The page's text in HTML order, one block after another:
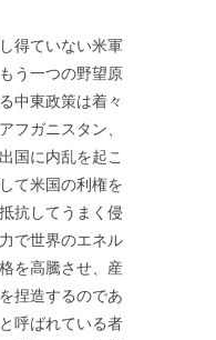
得ていない米軍
う一つの野望原
中東政策は着々
フガニスタン、
国に内乱を起こ
て米国の利権を
抗してうまく侵
で世界のエネル
を高騰させ、産
捏造するのであ
呼ばれている者